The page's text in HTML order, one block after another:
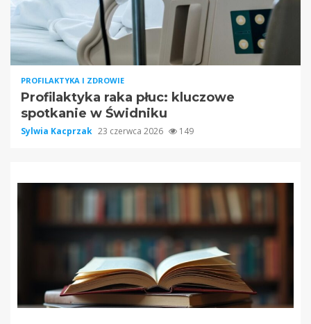
PROFILAKTYKA I ZDROWIE
Profilaktyka raka płuc: kluczowe
spotkanie w Świdniku
Sylwia Kacprzak 23 czerwca 2026 149